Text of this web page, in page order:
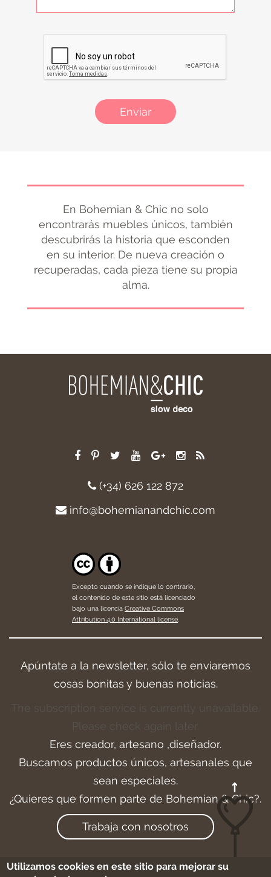
Enviar
En Bohemian & Chic no solo
encontrarás muebles únicos, también
descubrirás la historia que esconden
en su interior. De nueva creación o
recuperadas, cada pieza tiene su propia
alma.
(+34) 626 122 872
info@bohemianandchic.com
Excepto cuando se indique lo contrario,
el contenido de este sitio está licenciado
bajo una licencia Creative Commons
Attribution 4.0 International license.
Apúntate a la newsletter, sólo te enviaremos
cosas bonitas y buenas noticias.
The subscription service is currently unavailable.
Please check again later.
Eres creador, artesano ,diseñador.
Buscamos productos únicos, artesanales que
sean especiales.
¿Quieres que formen parte de Bohemian & Chic?.
Trabaja con nosotros
Utilizamos cookies en este sitio para mejorar su